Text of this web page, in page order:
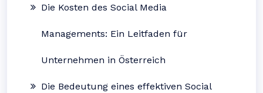
Die Kosten des Social Media
Managements: Ein Leitfaden für
Unternehmen in Österreich
Die Bedeutung eines effektiven Social